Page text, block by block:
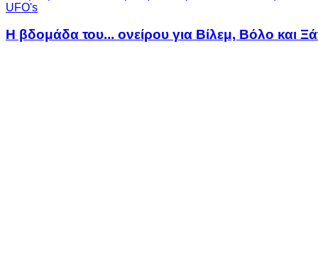
UFO's
Η βδομάδα του... ονείρου για Βίλεμ, Βόλο και